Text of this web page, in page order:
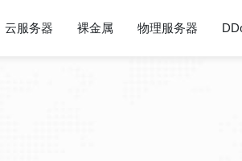
云服务器 裸金属 物理服务器